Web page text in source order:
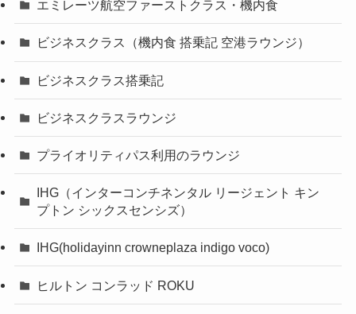
エミレーツ航空ファーストクラス・機内食
ビジネスクラス（機内食 搭乗記 空港ラウンジ）
ビジネスクラス搭乗記
ビジネスクラスラウンジ
プライオリティパス利用のラウンジ
IHG（インターコンチネンタル リージェント キン
プトン シックスセンシズ）
IHG(holidayinn crowneplaza indigo voco)
ヒルトン コンラッド ROKU